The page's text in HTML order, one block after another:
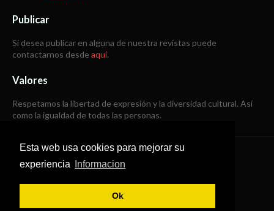
Esta web usa cookies para mejorar su
experiencia
Informacion
Ok
Publicar
Si desea publicar en alguna de nuestra revistas puede
contactarnos desde aquí.
Valores
Respetamos la libertad de expresión y la diversidad cultural. Así
como la igualdad de todas las personas.
Copyright © 1998 -